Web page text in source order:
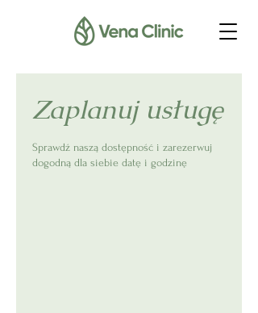
Zaplanuj usługę
Sprawdź naszą dostępność i zarezerwuj
dogodną dla siebie datę i godzinę